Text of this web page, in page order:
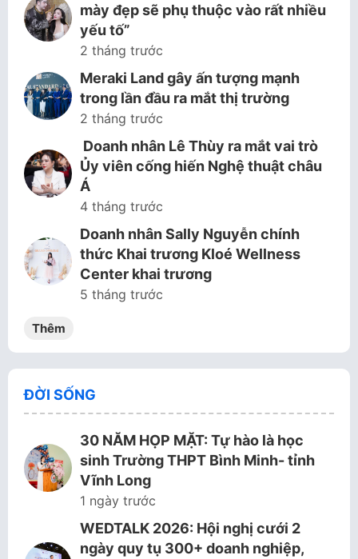
mày đẹp sẽ phụ thuộc vào rất nhiều
yếu tố”
2 tháng trước
Meraki Land gây ấn tượng mạnh
trong lần đầu ra mắt thị trường
2 tháng trước
Doanh nhân Lê Thùy ra mắt vai trò
Ủy viên cống hiến Nghệ thuật châu
Á
4 tháng trước
Doanh nhân Sally Nguyễn chính
thức Khai trương Kloé Wellness
Center khai trương
5 tháng trước
Thêm
ĐỜI SỐNG
30 NĂM HỌP MẶT: Tự hào là học
sinh Trường THPT Bình Minh- tỉnh
Vĩnh Long
1 ngày trước
WEDTALK 2026: Hội nghị cưới 2
ngày quy tụ 300+ doanh nghiệp,